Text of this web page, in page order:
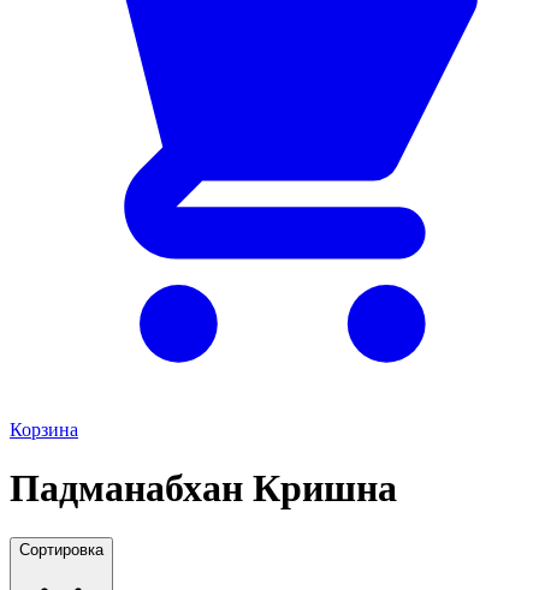
Корзина
Падманабхан Кришна
Сортировка